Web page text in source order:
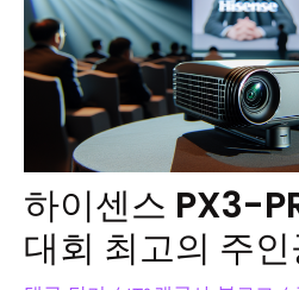
하이센스 PX3-
대회 최고의 주